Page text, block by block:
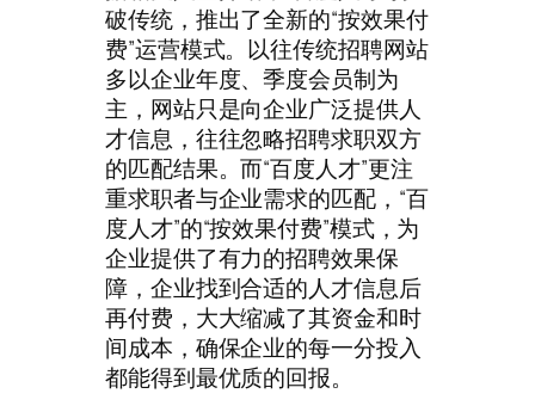
破传统，推出了全新的“按效果付
费”运营模式。以往传统招聘网站
多以企业年度、季度会员制为
主，网站只是向企业广泛提供人
才信息，往往忽略招聘求职双方
的匹配结果。而“百度人才”更注
重求职者与企业需求的匹配，“百
度人才”的“按效果付费”模式，为
企业提供了有力的招聘效果保
障，企业找到合适的人才信息后
再付费，大大缩减了其资金和时
间成本，确保企业的每一分投入
都能得到最优质的回报。